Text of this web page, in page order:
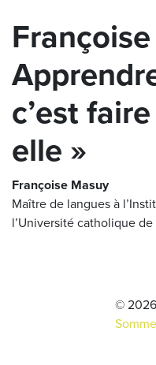
c’est
elle »
Françoise Masuy
Maître de langues à
l’Université catholique de
© 2026